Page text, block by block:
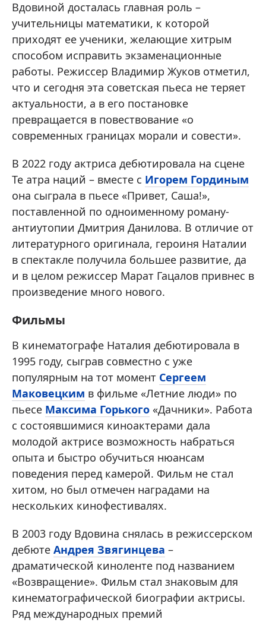
Вдовиной досталась главная роль –
учительницы математики, к которой
приходят ее ученики, желающие хитрым
способом исправить экзаменационные
работы. Режиссер Владимир Жуков отметил,
что и сегодня эта советская пьеса не теряет
актуальности, а в его постановке
превращается в повествование «о
современных границах морали и совести».
В 2022 году актриса дебютировала на сцене
Те атра наций – вместе с Игорем Гординым
она сыграла в пьесе «Привет, Саша!»,
поставленной по одноименному роману-
антиутопии Дмитрия Данилова. В отличие от
литературного оригинала, героиня Наталии
в спектакле получила большее развитие, да
и в целом режиссер Марат Гацалов привнес в
произведение много нового.
Фильмы
В кинематографе Наталия дебютировала в
1995 году, сыграв совместно с уже
популярным на тот момент Сергеем
Маковецким в фильме «Летние люди» по
пьесе Максима Горького «Дачники». Работа
с состоявшимися киноактерами дала
молодой актрисе возможность набраться
опыта и быстро обучиться нюансам
поведения перед камерой. Фильм не стал
хитом, но был отмечен наградами на
нескольких кинофестивалях.
В 2003 году Вдовина снялась в режиссерском
дебюте Андрея Звягинцева –
драматической киноленте под названием
«Возвращение». Фильм стал знаковым для
кинематографической биографии актрисы.
Ряд международных премий